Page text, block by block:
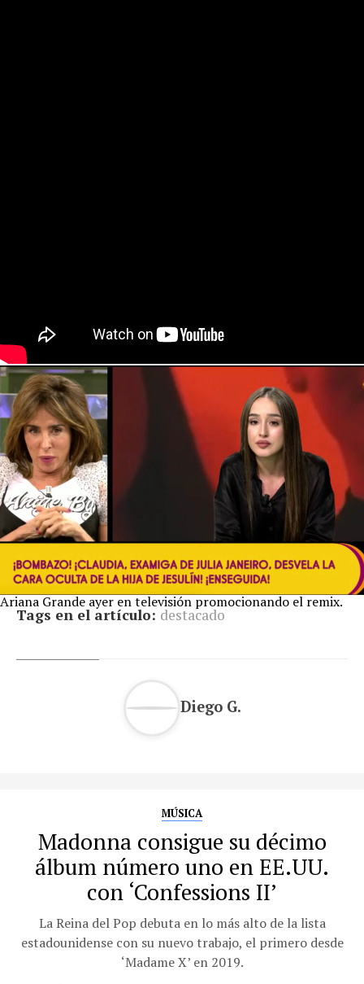
Ariana Grande ayer en televisión promocionando el remix.
Tags en el artículo: destacado
Diego G.
MÚSICA
Madonna consigue su décimo
álbum número uno en EE.UU.
con ‘Confessions II’
La Reina del Pop debuta en lo más alto de la lista
estadounidense con su nuevo trabajo, el primero desde
‘Madame X’ en 2019.